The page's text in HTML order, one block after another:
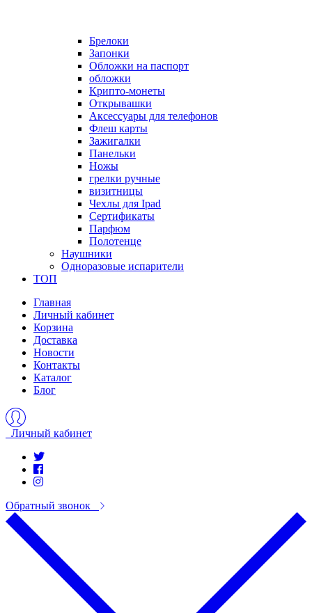
Брелоки
Запонки
Обложки на паспорт
обложки
Крипто-монеты
Открывашки
Аксессуары для телефонов
Флеш карты
Зажигалки
Панельки
Ножы
грелки ручные
визитницы
Чехлы для Ipad
Сертификаты
Парфюм
Полотенце
Наушники
Одноразовые испарители
ТОП
Главная
Личный кабинет
Корзина
Доставка
Новости
Контакты
Каталог
Блог
Личный кабинет
Обратный звонок